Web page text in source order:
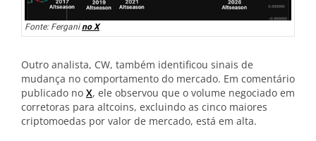
Fonte: Ferganino X
Outro analista, CW, também identificou sinais de
mudança no comportamento do mercado. Em comentário
publicado no X, ele observou que o volume negociado em
corretoras para altcoins, excluindo as cinco maiores
criptomoedas por valor de mercado, está em alta.